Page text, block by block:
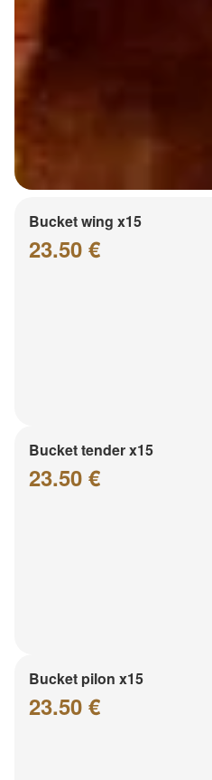
Bucket wing x15
23.50 €
Bucket tender x15
23.50 €
Bucket pilon x15
23.50 €